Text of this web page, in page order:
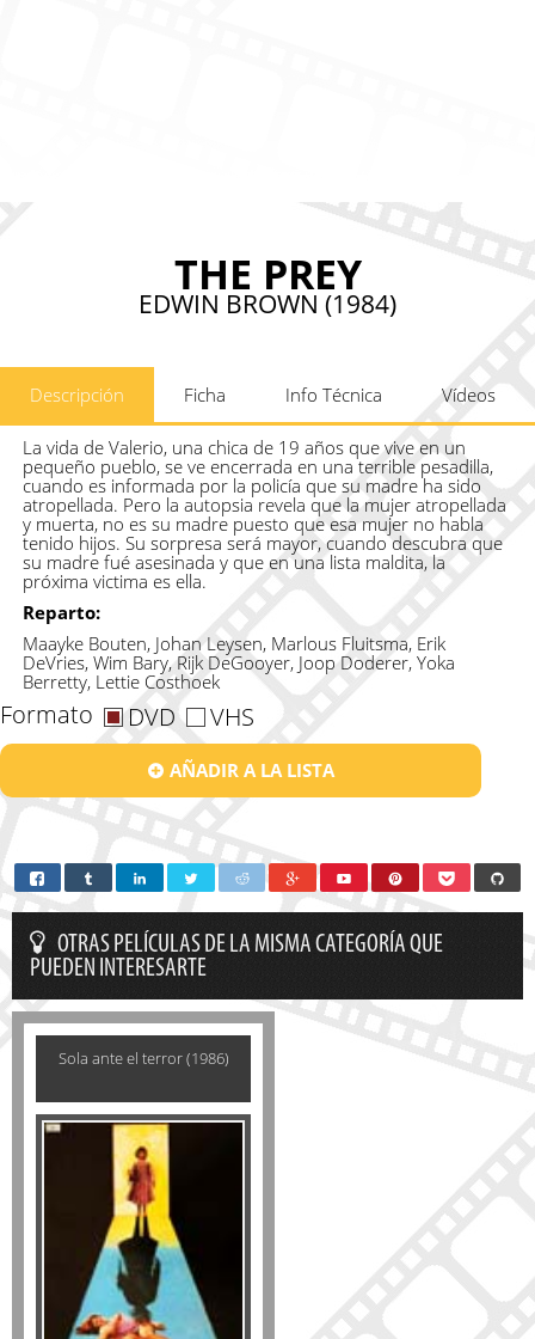
THE PREY
EDWIN BROWN (1984)
Descripción Ficha Info Técnica Vídeos
La vida de Valerio, una chica de 19 años que vive en un
pequeño pueblo, se ve encerrada en una terrible pesadilla,
cuando es informada por la policía que su madre ha sido
atropellada. Pero la autopsia revela que la mujer atropellada
y muerta, no es su madre puesto que esa mujer no habla
tenido hijos. Su sorpresa será mayor, cuando descubra que
su madre fué asesinada y que en una lista maldita, la
próxima victima es ella.
Reparto:
Maayke Bouten, Johan Leysen, Marlous Fluitsma, Erik
DeVries, Wim Bary, Rijk DeGooyer, Joop Doderer, Yoka
Berretty, Lettie Costhoek
Formato DVD VHS
AÑADIR A LA LISTA
OTRAS PELÍCULAS DE LA MISMA CATEGORÍA QUE
PUEDEN INTERESARTE
Sola ante el terror (1986)